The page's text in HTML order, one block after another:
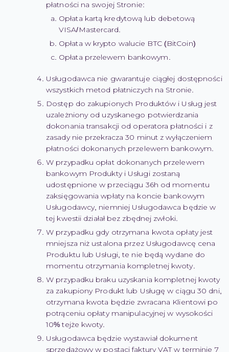
płatności na swojej Stronie:
Opłata kartą kredytową lub debetową
VISA/Mastercard.
Opłata w krypto walucie BTC (BitCoin)
Opłata przelewem bankowym.
Usługodawca nie gwarantuje ciągłej dostępności
wszystkich metod płatniczych na Stronie.
Dostęp do zakupionych Produktów i Usług jest
uzależniony od uzyskanego potwierdzania
dokonania transakcji od operatora płatności i z
zasady nie przekracza 30 minut z wyłączeniem
płatności dokonanych przelewem bankowym.
W przypadku opłat dokonanych przelewem
bankowym Produkty i Usługi zostaną
udostępnione w przeciągu 36h od momentu
zaksięgowania wpłaty na koncie bankowym
Usługodawcy, niemniej Usługodawca będzie w
tej kwestii działał bez zbędnej zwłoki.
W przypadku gdy otrzymana kwota opłaty jest
mniejsza niż ustalona przez Usługodawcę cena
Produktu lub Usługi, te nie będą wydane do
momentu otrzymania kompletnej kwoty.
W przypadku braku uzyskania kompletnej kwoty
za zakupiony Produkt lub Usługę w ciągu 30 dni,
otrzymana kwota będzie zwracana Klientowi po
potrąceniu opłaty manipulacyjnej w wysokości
10% tejże kwoty.
Usługodawca będzie wystawiał dokument
sprzedażowy w postaci faktury VAT w terminie 7